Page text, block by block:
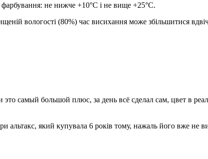
не нижче +10°C і не вище +25°C.
вологості (80%) час висихання може збільшитися
самый большой плюс, за день всё сделал сам, цвет в
альтакс, який купувала 6 років тому, нажаль його вже не